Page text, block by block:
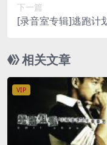
下一篇
[录音室专辑]逃跑计
相关文章
VIP